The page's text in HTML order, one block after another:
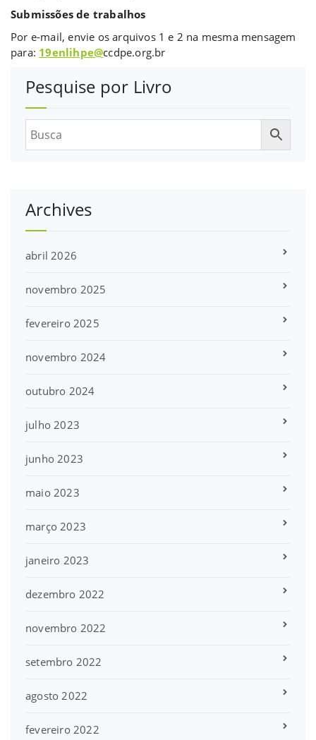
Submissões de trabalhos
Por e-mail, envie os arquivos 1 e 2 na mesma mensagem
para: 19enlihpe@ccdpe.org.br
Pesquise por Livro
Archives
abril 2026
novembro 2025
fevereiro 2025
novembro 2024
outubro 2024
julho 2023
junho 2023
maio 2023
março 2023
janeiro 2023
dezembro 2022
novembro 2022
setembro 2022
agosto 2022
fevereiro 2022